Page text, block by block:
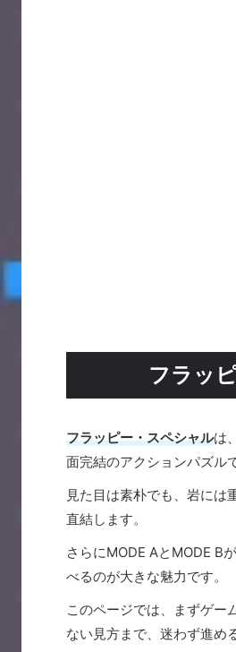
フラッ
フラッピー・スペシャルは
面完結のアクションパズル
見た目は素朴でも、岩には
直結します。
さらにMODE AとMODE B
べるのが大きな魅力です。
このページでは、まずゲー
ない見方まで、迷わず進め